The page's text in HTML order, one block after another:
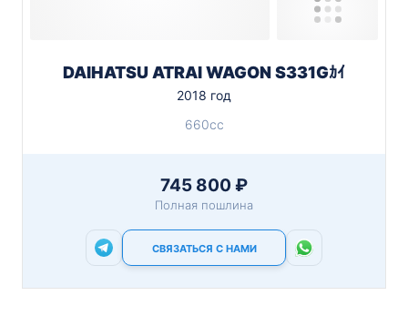
DAIHATSU ATRAI WAGON S331Gｶｲ
2018 год
660cc
745 800 ₽
Полная пошлина
СВЯЗАТЬСЯ С НАМИ